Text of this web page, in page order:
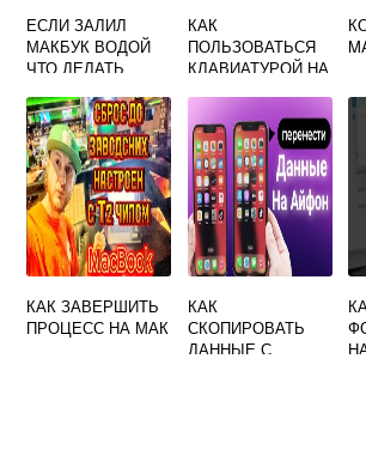
ЕСЛИ ЗАЛИЛ
МАКБУК ВОДОЙ
ЧТО ДЕЛАТЬ
КАК
ПОЛЬЗОВАТЬСЯ
КЛАВИАТУРОЙ НА
КАК ЗАВЕРШИТЬ
ПРОЦЕСС НА МАК
КАК
СКОПИРОВАТЬ
ДАННЫЕ С